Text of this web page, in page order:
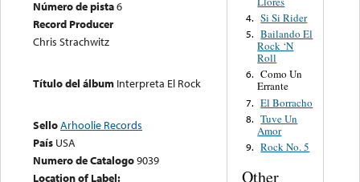
Número de pista6
Record Producer
Chris Strachwitz
Título del álbum Interpreta El Rock
SelloArhoolie Records
País USA
Numero de Catalogo9039
Location of Label:
4. Si Si Rider
5. Bailando El
Rock ‘N
Roll
6. Como Un
Errante
7. El Borracho
8. Tuve Un
Amor
9. Rock No. 5
Other